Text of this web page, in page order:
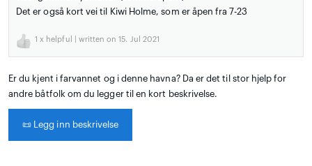
Det er også kort vei til Kiwi Holme, som er åpen fra 7-23
1 x helpful | written on 15. Jul 2021
Er du kjent i farvannet og i denne havna? Da er det til stor hjelp for
andre båtfolk om du legger til en kort beskrivelse.
📜 Legg inn beskrivelse